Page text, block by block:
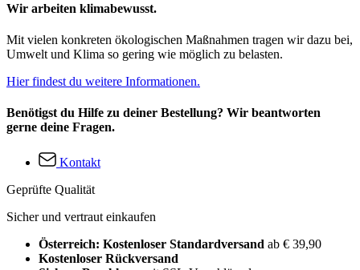
Wir arbeiten klimabewusst.
Mit vielen konkreten ökologischen Maßnahmen tragen wir dazu bei,
Umwelt und Klima so gering wie möglich zu belasten.
Hier findest du weitere Informationen.
Benötigst du Hilfe zu deiner Bestellung? Wir beantworten
gerne deine Fragen.
Kontakt
Geprüfte Qualität
Sicher und vertraut einkaufen
Österreich: Kostenloser Standardversand ab € 39,90
Kostenloser Rückversand